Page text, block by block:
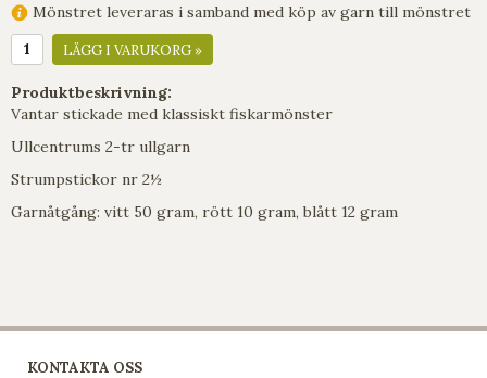
Mönstret leveraras i samband med köp av garn till mönstret
LÄGG I VARUKORG »
Produktbeskrivning:
Vantar stickade med klassiskt fiskarmönster
Ullcentrums 2-tr ullgarn
Strumpstickor nr 2½
Garnåtgång: vitt 50 gram, rött 10 gram, blått 12 gram
KONTAKTA OSS